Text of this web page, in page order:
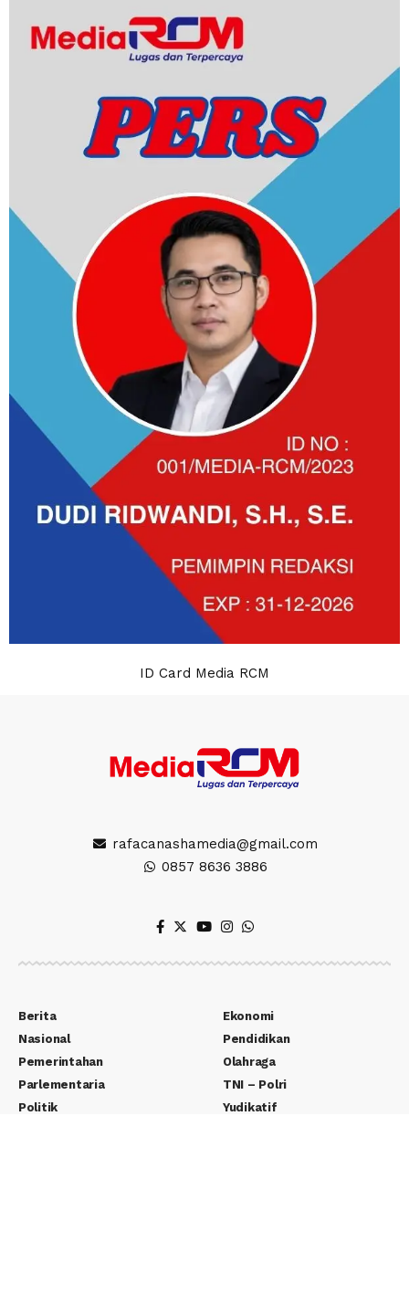
ID Card Media RCM
rafacanashamedia@gmail.com
0857 8636 3886
Berita
Nasional
Pemerintahan
Parlementaria
Politik
Ekonomi
Pendidikan
Olahraga
TNI – Polri
Yudikatif